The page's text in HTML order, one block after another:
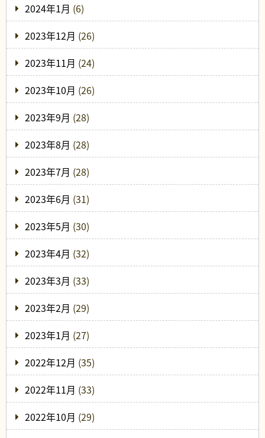
2024年1月 (6)
2023年12月 (26)
2023年11月 (24)
2023年10月 (26)
2023年9月 (28)
2023年8月 (28)
2023年7月 (28)
2023年6月 (31)
2023年5月 (30)
2023年4月 (32)
2023年3月 (33)
2023年2月 (29)
2023年1月 (27)
2022年12月 (35)
2022年11月 (33)
2022年10月 (29)